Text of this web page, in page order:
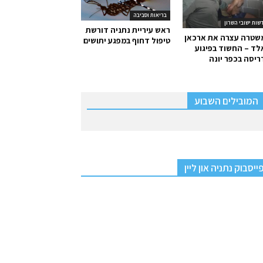
בריאות וסביבה
ראש עיריית נתניה דורשת
טיפול דחוף במפגע יתושים
ישובי השרון
עצרה את ארכאן
– החשוד בפיגוע
בכפר יונה
המובילים השבוע
פייסבוק נתניה און ליין